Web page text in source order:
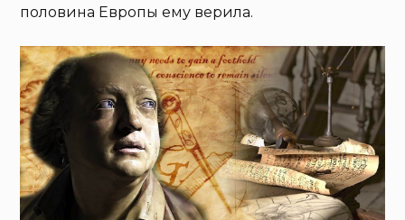
половина Европы ему верила.